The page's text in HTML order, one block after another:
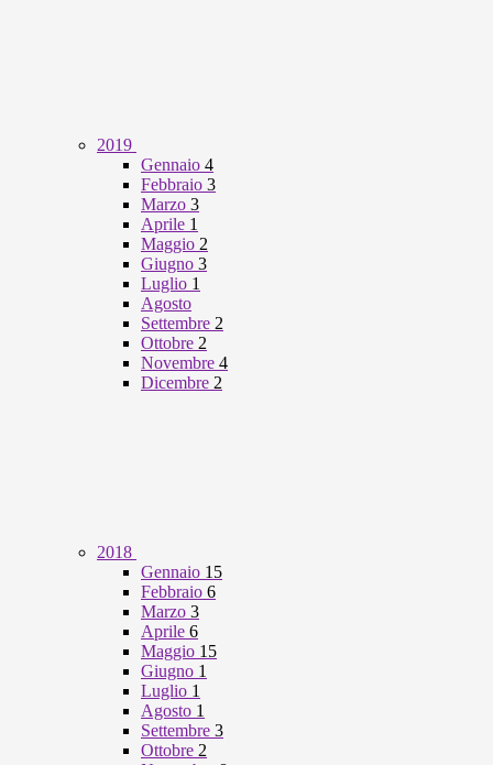
2019
Gennaio 4
Febbraio 3
Marzo 3
Aprile 1
Maggio 2
Giugno 3
Luglio 1
Agosto
Settembre 2
Ottobre 2
Novembre 4
Dicembre 2
2018
Gennaio 15
Febbraio 6
Marzo 3
Aprile 6
Maggio 15
Giugno 1
Luglio 1
Agosto 1
Settembre 3
Ottobre 2